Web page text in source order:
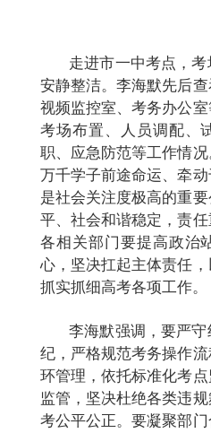
走进市一中考点，
安静整洁。李海默先后查
视频监控室、考务办公
考场布置、人员调配、
职、应急防范等工作情
万千学子前途命运、牵动
是社会关注度极高的重
平、社会和谐稳定，责
各相关部门要提高政治
心，坚决扛起主体责任
抓实抓细高考各项工作。
李海默强调，要严
纪，严格规范考务操作
环管理，依托标准化考
监管，坚决杜绝各类违
考公平公正。要凝聚部